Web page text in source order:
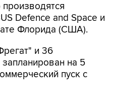
Defence and Space и
Флорида (США).
и 36
на 5
пуск с